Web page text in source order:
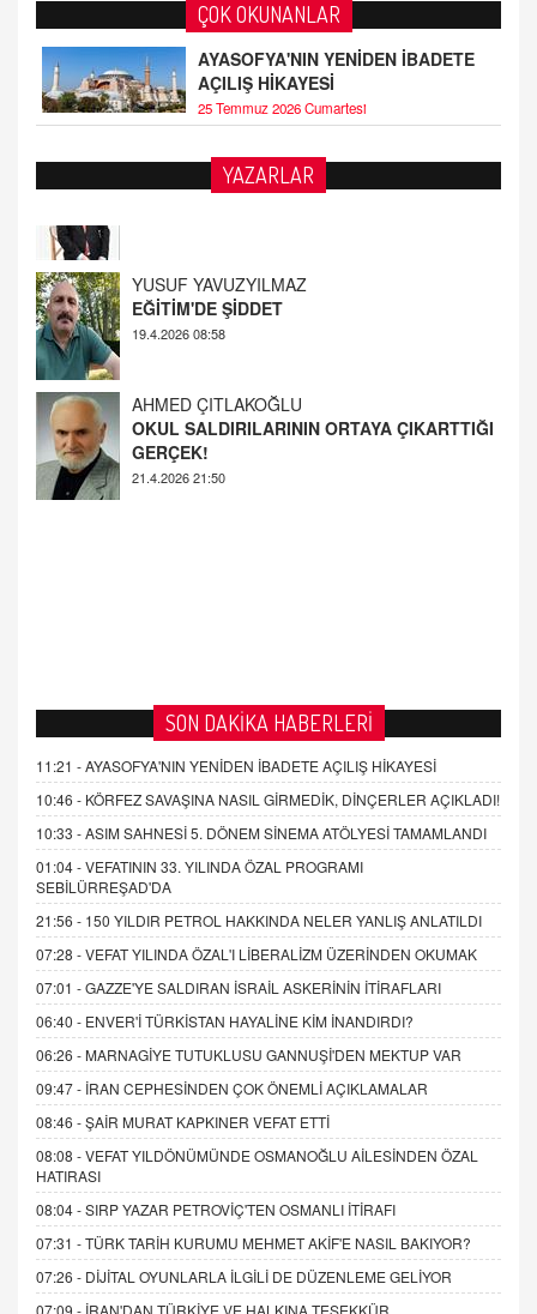
ÇOK OKUNANLAR
AYASOFYA'NIN YENİDEN İBADETE
AÇILIŞ HİKAYESİ
25 Temmuz 2026 Cumartesi
YAZARLAR
19.4.2026 08:58
GERÇEK!
21.4.2026 21:50
Fatih Bayhan
SON DAKİKA HABERLERİ
11:21 -AYASOFYA'NIN YENİDEN İBADETE AÇILIŞ HİKAYESİ
10:46 - KÖRFEZ SAVAŞINA NASIL GİRMEDİK, DİNÇERLER AÇIKLADI!
10:33 -ASIM SAHNESİ 5. DÖNEM SİNEMA ATÖLYESİ TAMAMLANDI
01:04 -VEFATININ 33. YILINDA ÖZAL PROGRAMI
SEBİLÜRREŞAD'DA
21:56 - 150 YILDIR PETROL HAKKINDA NELER YANLIŞ ANLATILDI
07:28 -VEFAT YILINDA ÖZAL'I LİBERALİZM ÜZERİNDEN OKUMAK
07:01 -GAZZE'YE SALDIRAN İSRAİL ASKERİNİN İTİRAFLARI
06:40 - ENVER'İ TÜRKİSTAN HAYALİNE KİM İNANDIRDI?
06:26 - MARNAGİYE TUTUKLUSU GANNUŞİ'DEN MEKTUP VAR
09:47 - İRAN CEPHESİNDEN ÇOK ÖNEMLİ AÇIKLAMALAR
08:46 -ŞAİR MURAT KAPKINER VEFAT ETTİ
08:08 -VEFAT YILDÖNÜMÜNDE OSMANOĞLU AİLESİNDEN ÖZAL
HATIRASI
08:04 -SIRP YAZAR PETROVİÇ'TEN OSMANLI İTİRAFI
07:31 -TÜRK TARİH KURUMU MEHMET AKİF'E NASIL BAKIYOR?
07:26 - DİJİTAL OYUNLARLA İLGİLİ DE DÜZENLEME GELİYOR